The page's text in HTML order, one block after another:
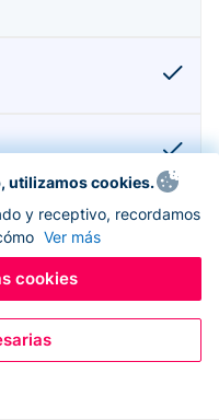
utilizamos cookies.
y receptivo, recordamos
Ver más
cookies